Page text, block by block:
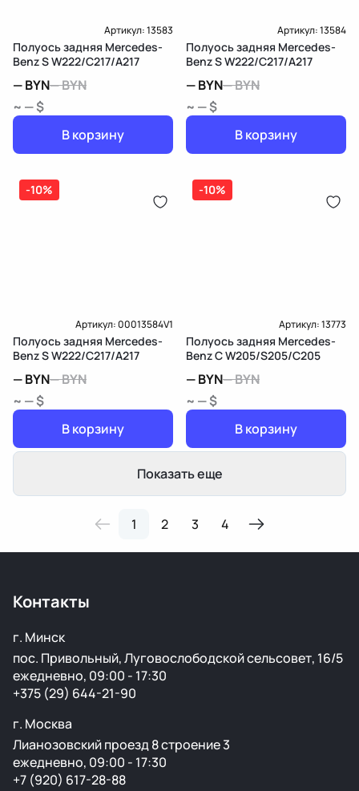
Артикул:13583
Полуось задняя Mercedes-
Benz S W222/C217/A217
—BYN—BYN
~ — $
В корзину
Артикул:13584
Полуось задняя Mercedes-
Benz S W222/C217/A217
—BYN—BYN
~ — $
В корзину
-10%
Артикул:00013584V1
Полуось задняя Mercedes-
Benz S W222/C217/A217
—BYN—BYN
~ — $
В корзину
-10%
Артикул:13773
Полуось задняя Mercedes-
Benz C W205/S205/C205
—BYN—BYN
~ — $
В корзину
Показать еще
1 2 3 4
Контакты
г. Минск
пос. Привольный, Луговослободской сельсовет, 16/5
ежедневно, 09:00 - 17:30
+375 (29) 644-21-90
г. Москва
Лианозовский проезд 8 строение 3
ежедневно, 09:00 - 17:30
+7 (920) 617-28-88